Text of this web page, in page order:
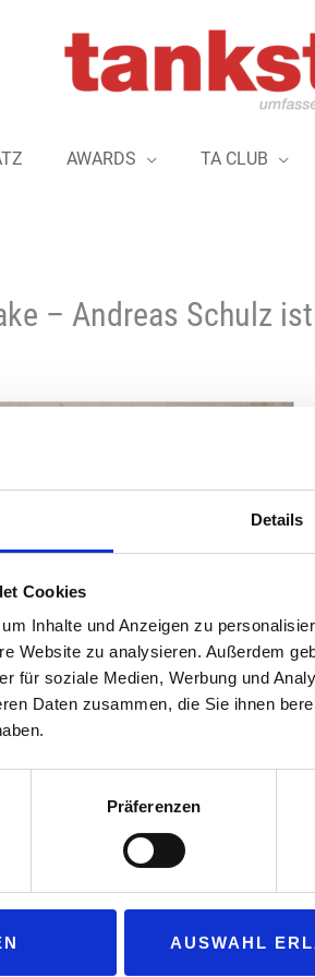
Details
Cookies
Inhalte und Anzeigen zu
Website zu analysieren. Außerdem
für soziale Medien, Werbung und
Daten zusammen, die Sie ihnen
Präferenzen
AUSWAHL
AWARDS TA CLUB
– Andreas Schulz
klare Schwerpunkte: „Ich freue mich
Fokus liegt auf drei Feldern: der
sowie der weiteren Etablierung
– diesen Kurs treiben wir